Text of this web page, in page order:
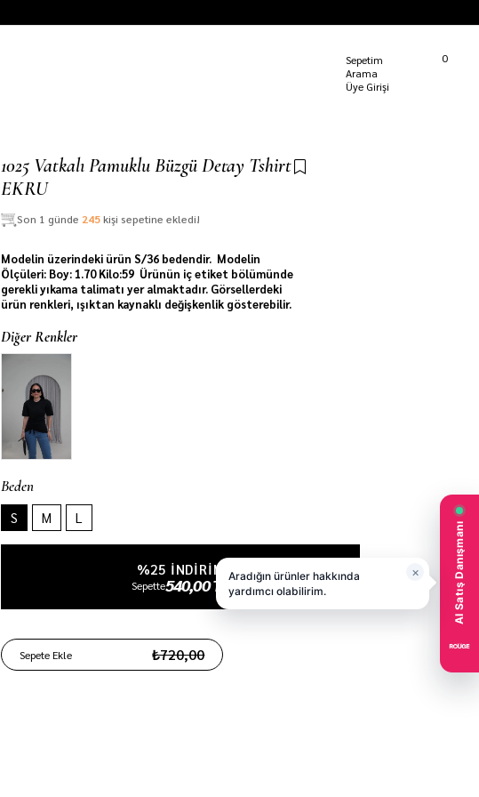
Sepetim
0
Üye Girişi
1025 Vatkalı Pamuklu Büzgü Detay Tshirt
EKRU
Son 1 günde 245kişi sepetine ekledi!
Modelin üzerindeki ürün S/36 bedendir. Modelin
Ölçüleri: Boy: 1.70 Kilo:59 Ürünün iç etiket bölümünde
gerekli yıkama talimatı yer almaktadır. Görsellerdeki
ürün renkleri, ışıktan kaynaklı değişkenlik gösterebilir.
Diğer Renkler
Beden
S M L
%25 INDIRIM
Sepette540,00 TL
₺720,00